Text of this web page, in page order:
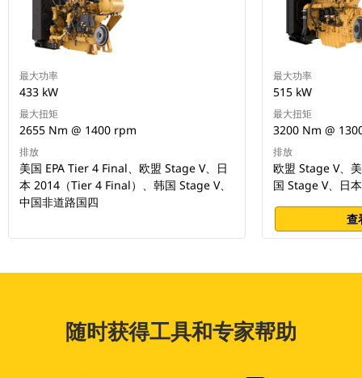
最大功率
433 kW
最大扭矩
2655 Nm @ 1400 rpm
排放
美国 EPA Tier 4 Final、欧盟 Stage V、日
本 2014（Tier 4 Final）、韩国 Stage V、
中国非道路国四
最大功率
515 kW
最大扭矩
3200 Nm @
排放
欧盟 Stage V、
国 Stage V、日
查
随时获得工具和专家帮助